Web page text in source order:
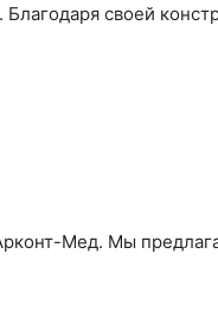
своей
Мед. Мы